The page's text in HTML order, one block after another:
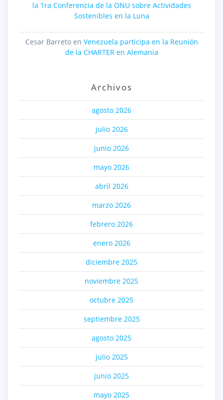
la 1ra Conferencia de la ONU sobre Actividades
Sostenibles en la Luna
Cesar Barretoen Venezuela participa en la Reunión
de la CHARTER en Alemania
Archivos
agosto 2026
julio 2026
junio 2026
mayo 2026
abril 2026
marzo 2026
febrero 2026
enero 2026
diciembre 2025
noviembre 2025
octubre 2025
septiembre 2025
agosto 2025
julio 2025
junio 2025
mayo 2025